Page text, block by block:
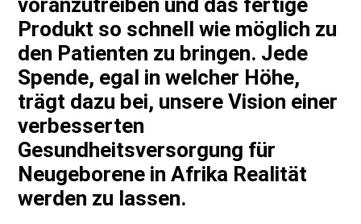
voranzutreiben und das fertige
Produkt so schnell wie möglich zu
den Patienten zu bringen. Jede
Spende, egal in welcher Höhe,
trägt dazu bei, unsere Vision einer
verbesserten
Gesundheitsversorgung für
Neugeborene in Afrika Realität
werden zu lassen.